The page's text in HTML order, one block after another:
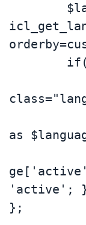
as
'active';
};